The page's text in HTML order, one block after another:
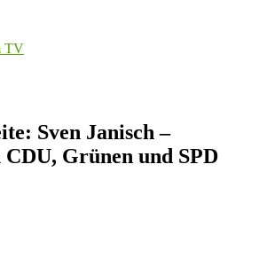
TV
Sven Janisch –
Grünen und SPD